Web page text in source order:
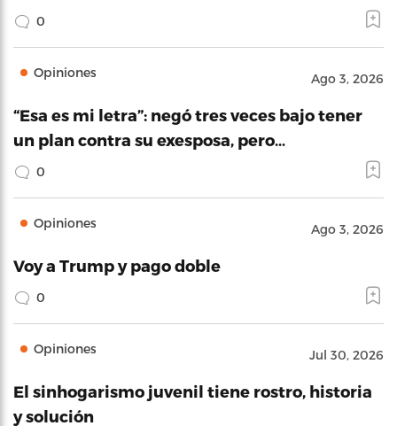
0
Opiniones Ago 3, 2026
“Esa es mi letra”: negó tres veces bajo tener
un plan contra su exesposa, pero…
0
Opiniones Ago 3, 2026
Voy a Trump y pago doble
0
Opiniones Jul 30, 2026
El sinhogarismo juvenil tiene rostro, historia
y solución